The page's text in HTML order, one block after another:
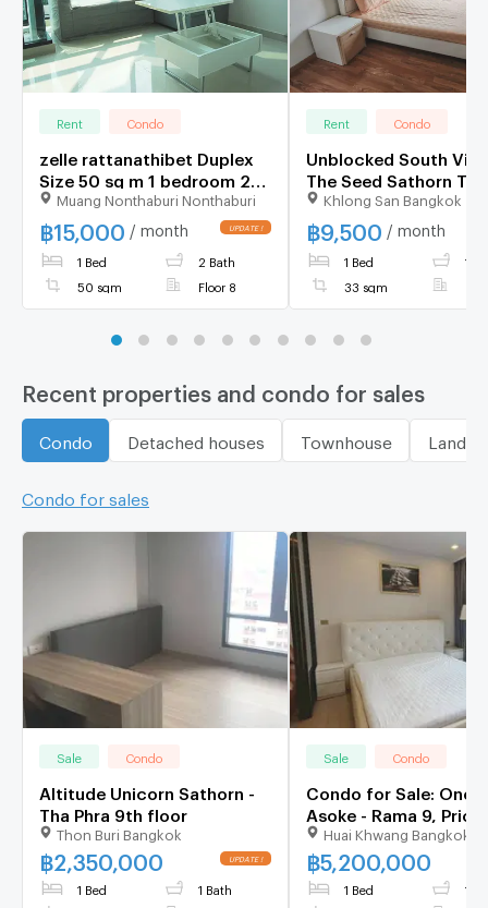
Rent Condo
zelle rattanathibet Duplex
Size 50 sq m 1 bedroom 2
bathroom
Muang Nonthaburi Nonthaburi
฿15,000 / month UPDATE !
1 Bed 2 Bath
50 sqm Floor 8
Rent Condo
Unblocked South
The Seed Sathorn
size 33 sq m.
Khlong San Bangkok
฿9,500 / month
1 Bed 1
33 sqm
Recent properties and condo for sales
Condo Detached houses Townhouse Land
Condo for sales
Sale Condo
Altitude Unicorn Sathorn -
Tha Phra 9th floor
Thon Buri Bangkok
฿2,350,000 UPDATE !
1 Bed 1 Bath
Sale Condo
Condo for Sale:
Asoke - Rama 9, Price
5,200,000 THB
[NCs260403]
Huai Khwang Bangkok
฿5,200,000
1 Bed 1